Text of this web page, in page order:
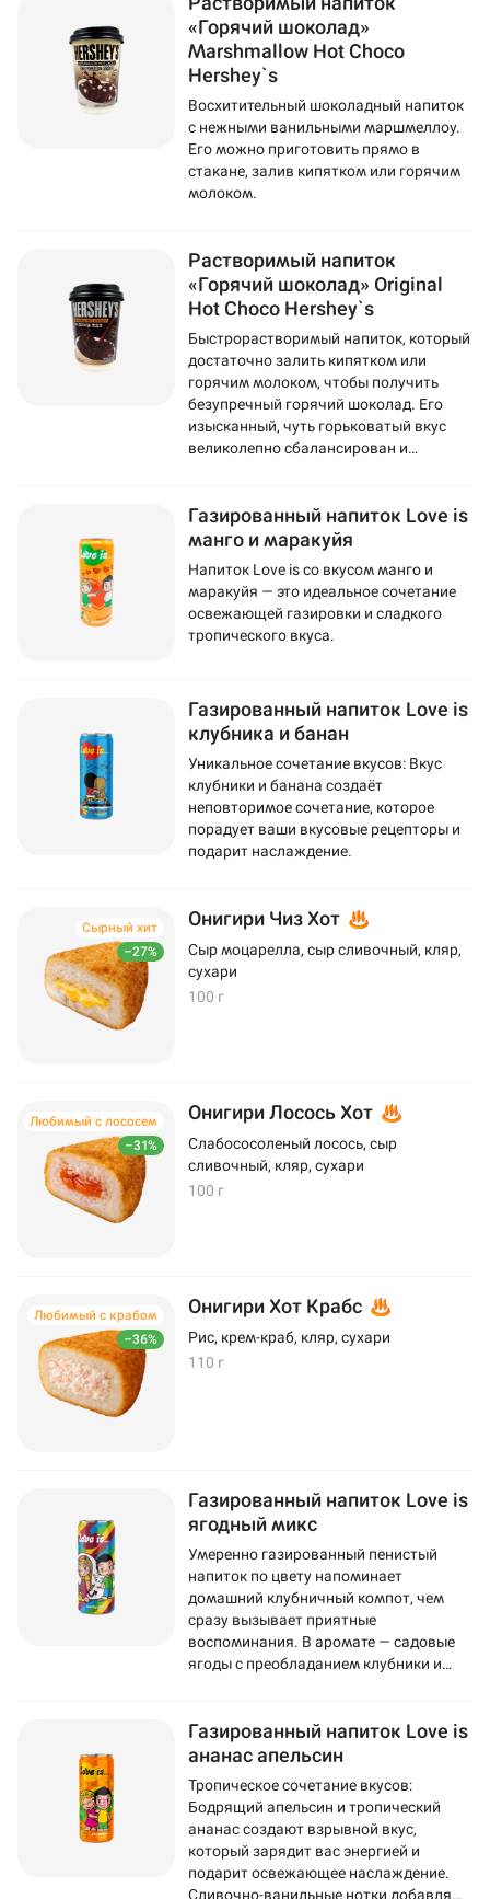
«Горячий шоколад»
Marshmallow Hot Choco
Hershey`s
Восхитительный шоколадный напиток
с нежными ванильными маршмеллоу.
Его можно приготовить прямо в
стакане, залив кипятком или горячим
молоком.
Растворимый напиток
«Горячий шоколад» Original
Hot Choco Hershey`s
Быстрорастворимый напиток, который
достаточно залить кипятком или
горячим молоком, чтобы получить
безупречный горячий шоколад. Его
изысканный, чуть горьковатый вкус
великолепно сбалансирован и
Газированный напиток Love is
манго и маракуйя
Напиток Love is со вкусом манго и
маракуйя — это идеальное сочетание
освежающей газировки и сладкого
тропического вкуса.
Газированный напиток Love is
клубника и банан
Уникальное сочетание вкусов: Вкус
клубники и банана создаёт
неповторимое сочетание, которое
порадует ваши вкусовые рецепторы и
подарит наслаждение.
–27%
Сырный хит Онигири Чиз Хот
Сыр моцарелла, сыр сливочный, кляр,
сухари
100 г
–31%
Любимый с лососем Онигири Лосось Хот
Слабососоленый лосось, сыр
сливочный, кляр, сухари
100 г
–36%
Любимый с крабом Онигири Хот Крабс
Рис, крем-краб, кляр, сухари
110 г
Газированный напиток Love is
ягодный микс
Умеренно газированный пенистый
напиток по цвету напоминает
домашний клубничный компот, чем
сразу вызывает приятные
воспоминания. В аромате — садовые
ягоды с преобладанием клубники и
популярную жвачку Love Is.
Газированный напиток Love is
ананас апельсин
Тропическое сочетание вкусов:
Бодрящий апельсин и тропический
ананас создают взрывной вкус,
который зарядит вас энергией и
подарит освежающее наслаждение.
Сливочно-ванильные нотки добавляют